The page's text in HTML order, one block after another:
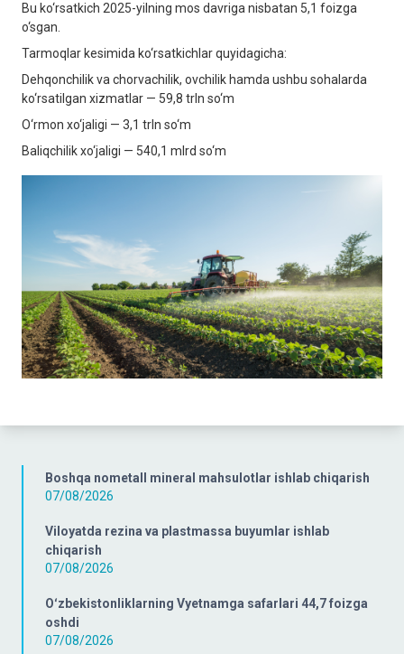
Boshqa nometall mineral mahsulotlar ishlab chiqarish
07/08/2026
Viloyatda rezina va plastmassa buyumlar ishlab
chiqarish
07/08/2026
Oʻzbekistonliklarning Vyetnamga safarlari 44,7 foizga
oshdi
07/08/2026
Bu ko‘rsatkich 2025-yilning mos davriga nisbatan 5,1 foizga
o‘sgan.
Tarmoqlar kesimida ko‘rsatkichlar quyidagicha:
Dehqonchilik va chorvachilik, ovchilik hamda ushbu sohalarda
ko‘rsatilgan xizmatlar — 59,8 trln so‘m
O‘rmon xo‘jaligi — 3,1 trln so‘m
Baliqchilik xo‘jaligi — 540,1 mlrd so‘m